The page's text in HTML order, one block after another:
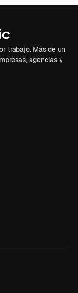
trabajo. Más de un
agencias y